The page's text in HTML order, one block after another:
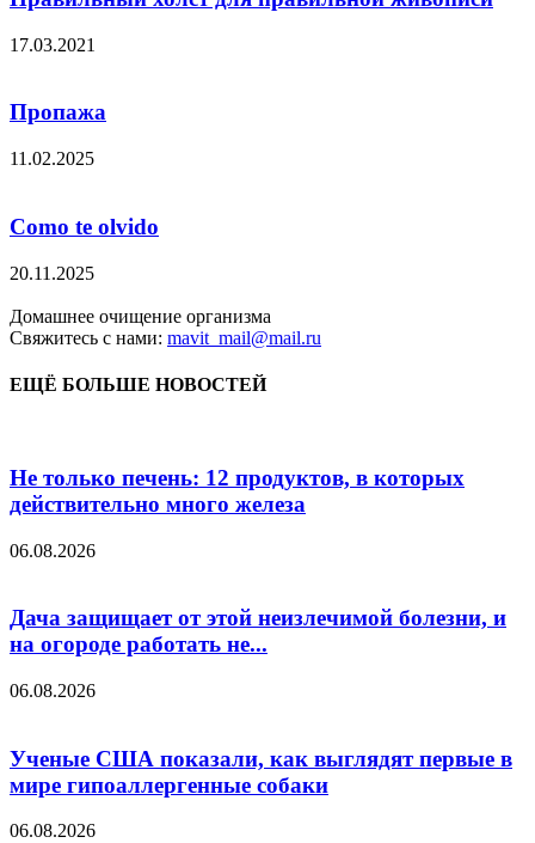
17.03.2021
Пропажа
11.02.2025
Como te olvido
20.11.2025
Домашнее очищение организма
Свяжитесь с нами: mavit_mail@mail.ru
ЕЩЁ БОЛЬШЕ НОВОСТЕЙ
Не только печень: 12 продуктов, в которых
действительно много железа
06.08.2026
Дача защищает от этой неизлечимой болезни, и
на огороде работать не...
06.08.2026
Ученые США показали, как выглядят первые в
мире гипоаллергенные собаки
06.08.2026